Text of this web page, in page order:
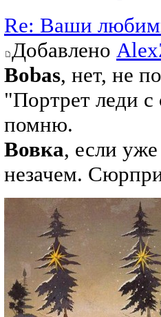
Re: Ваши
Добавлено
Bobas, нет, не
"Портрет леди с
помню.
Вовка, если
незачем.